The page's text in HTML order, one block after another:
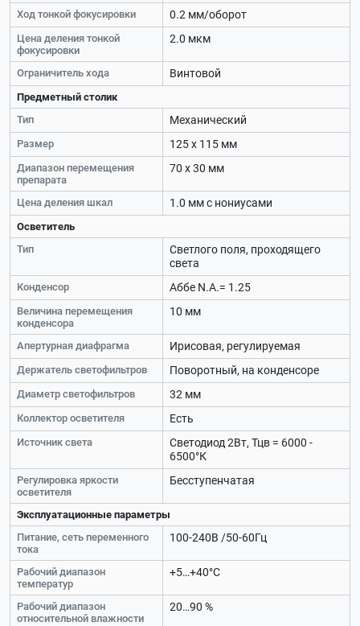
Ход тонкой фокусировки 0.2 мм/оборот
Цена деления тонкой
фокусировки
2.0 мкм
Ограничитель хода Винтовой
Предметный столик
Тип
Механический
Размер 125 х 115 мм
Диапазон перемещения
препарата
70 х 30 мм
Цена деления шкал 1.0 мм с нониусами
Осветитель
Тип
Светлого поля, проходящего
света
Конденсор Аббе N.А.= 1.25
Величина перемещения
конденсора
10 мм
Апертурная диафрагма Ирисовая, регулируемая
Держатель светофильтров Поворотный, на конденсоре
Диаметр светофильтров 32 мм
Коллектор осветителя Есть
Источник света
Светодиод 2Вт, Тцв = 6000 -
6500°К
Регулировка яркости
осветителя
Бесступенчатая
Эксплуатационные параметры
Питание, сеть переменного
тока
100-240В /50-60Гц
Рабочий диапазон
температур
+5…+40°C
Рабочий диапазон
относительной влажности
20…90 %